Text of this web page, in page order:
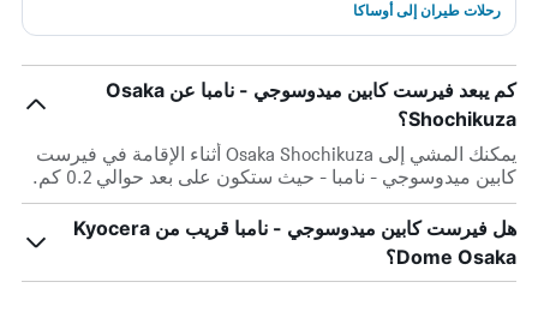
رحلات طيران إلى أوساكا
كم يبعد فيرست كابين ميدوسوجي - نامبا عن Osaka
Shochikuza؟
يمكنك المشي إلى Osaka Shochikuza أثناء الإقامة في فيرست
كابين ميدوسوجي - نامبا - حيث ستكون على بعد حوالي 0.2 كم.
هل فيرست كابين ميدوسوجي - نامبا قريب من Kyocera
Dome Osaka؟